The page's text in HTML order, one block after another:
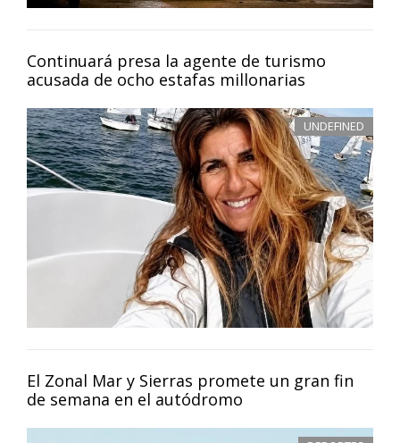
Continuará presa la agente de turismo
acusada de ocho estafas millonarias
UNDEFINED
El Zonal Mar y Sierras promete un gran fin
de semana en el autódromo